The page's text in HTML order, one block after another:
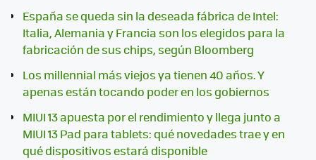
España se queda sin la deseada fábrica de Intel:
Italia, Alemania y Francia son los elegidos para la
fabricación de sus chips, según Bloomberg
Los millennial más viejos ya tienen 40 años. Y
apenas están tocando poder en los gobiernos
MIUI 13 apuesta por el rendimiento y llega junto a
MIUI 13 Pad para tablets: qué novedades trae y en
qué dispositivos estará disponible